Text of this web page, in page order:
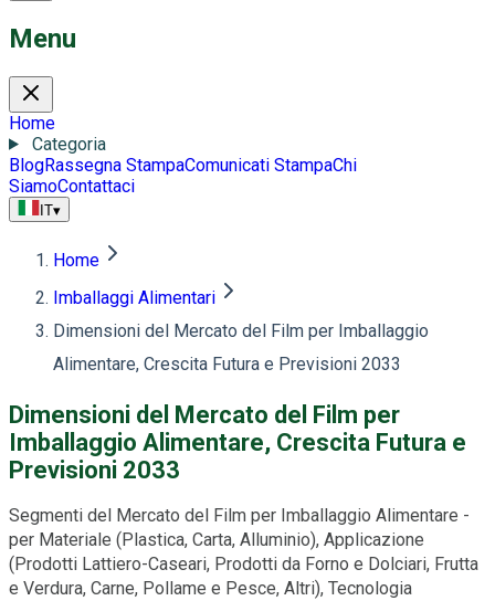
Menu
Home
Categoria
BlogRassegna StampaComunicati StampaChi
SiamoContattaci
IT▾
Home
Imballaggi Alimentari
Dimensioni del Mercato del Film per Imballaggio
Alimentare, Crescita Futura e Previsioni 2033
Dimensioni del Mercato del Film per
Imballaggio Alimentare, Crescita Futura e
Previsioni 2033
Segmenti del Mercato del Film per Imballaggio Alimentare -
per Materiale (Plastica, Carta, Alluminio), Applicazione
(Prodotti Lattiero-Caseari, Prodotti da Forno e Dolciari, Frutta
e Verdura, Carne, Pollame e Pesce, Altri), Tecnologia